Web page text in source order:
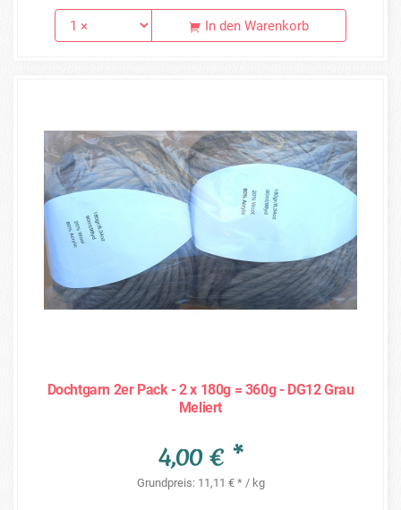
In den Warenkorb
Dochtgarn 2er Pack - 2 x 180g = 360g - DG12 Grau
Meliert
4,00 € *
Grundpreis: 11,11 € * / kg